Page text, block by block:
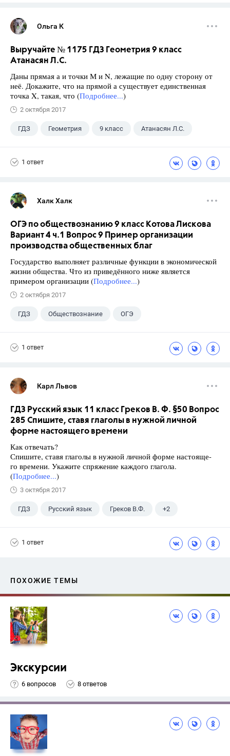
Ольга К
Выручайте № 1175 ГДЗ Геометрия 9 класс
Атанасян Л.С.
Даны прямая а и точки М и N, лежащие по одну сторону от
неё. Докажите, что на прямой а существует единственная
точка X, такая, что (Подробнее...)
2 октября 2017
ГДЗ Геометрия 9 класс Атанасян Л.С.
1 ответ
Халк Халк
ОГЭ по обществознанию 9 класс Котова Лискова
Вариант 4 ч.1 Вопрос 9 Пример организации
производства общественных благ
Государство выполняет различные функции в экономической
жизни общества. Что из приведённого ниже является
примером организации (Подробнее...)
2 октября 2017
ГДЗ Обществознание ОГЭ
1 ответ
Карл Львов
ГДЗ Русский язык 11 класс Греков В. Ф. §50 Вопрос
285 Спишите, ставя глаголы в нужной личной
форме настоящего времени
Как отвечать?
Спишите, ставя глаголы в нужной личной форме настояще-
го времени. Укажите спряжение каждого глагола.
(Подробнее...)
3 октября 2017
ГДЗ Русский язык Греков В.Ф. +2
1 ответ
ПОХОЖИЕ ТЕМЫ
Экскурсии
6 вопросов 8 ответов